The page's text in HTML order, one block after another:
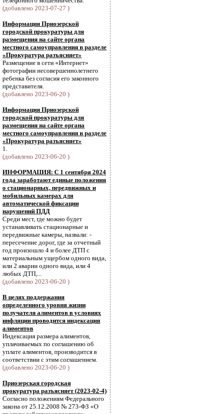
(добавлено 2023-07-27 )
Информация Приозерской
городской прокуратуры для
размещения на сайте органа
местного самоуправления в разделе
«Прокуратура разъясняет»
Размещение в сети «Интернет»
фотографии несовершеннолетнего
ребенка без согласия его законного
представителя.
(добавлено 2023-06-20 )
Информация Приозерской
городской прокуратуры для
размещения на сайте органа
местного самоуправления в разделе
«Прокуратура разъясняет»
1.
(добавлено 2023-06-20 )
ИНФОРМАЦИЯ: С 1 сентября 2024
года заработают единые положения
о стационарных, передвижных и
мобильных камерах для
автоматической фиксации
нарушений ПДД
Среди мест, где можно будет
устанавливать стационарные и
передвижные камеры, назвали: -
пересечение дорог, где за отчетный
год произошло 4 и более ДТП с
материальным ущербом одного вида,
или 2 аварии одного вида, или 4
любых ДТП,...
(добавлено 2023-06-20 )
В целях поддержания
определенного уровня жизни
получателя алиментов в условиях
инфляции проводится индексация
алиментов
Индексация размера алиментов,
уплачиваемых по соглашению об
уплате алиментов, производится в
соответствии с этим соглашением.
(добавлено 2023-06-20 )
Приозерская городская
прокуратура разъясняет (2023-02-4)
Согласно положениям Федерального
закона от 25.12.2008 № 273-ФЗ «О